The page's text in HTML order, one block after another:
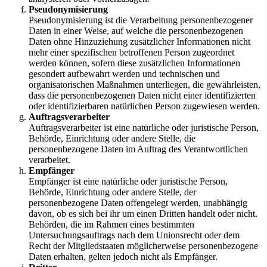
Pseudonymisierung
Pseudonymisierung ist die Verarbeitung personenbezogener
Daten in einer Weise, auf welche die personenbezogenen
Daten ohne Hinzuziehung zusätzlicher Informationen nicht
mehr einer spezifischen betroffenen Person zugeordnet
werden können, sofern diese zusätzlichen Informationen
gesondert aufbewahrt werden und technischen und
organisatorischen Maßnahmen unterliegen, die gewährleisten,
dass die personenbezogenen Daten nicht einer identifizierten
oder identifizierbaren natürlichen Person zugewiesen werden.
Auftragsverarbeiter
Auftragsverarbeiter ist eine natürliche oder juristische Person,
Behörde, Einrichtung oder andere Stelle, die
personenbezogene Daten im Auftrag des Verantwortlichen
verarbeitet.
Empfänger
Empfänger ist eine natürliche oder juristische Person,
Behörde, Einrichtung oder andere Stelle, der
personenbezogene Daten offengelegt werden, unabhängig
davon, ob es sich bei ihr um einen Dritten handelt oder nicht.
Behörden, die im Rahmen eines bestimmten
Untersuchungsauftrags nach dem Unionsrecht oder dem
Recht der Mitgliedstaaten möglicherweise personenbezogene
Daten erhalten, gelten jedoch nicht als Empfänger.